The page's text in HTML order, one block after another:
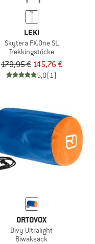
LEKI
Skytera FX.One SL
Trekkingstöcke
179,95 € 145,76 €
5,0(1)
ORTOVOX
Bivy Ultralight
Biwaksack